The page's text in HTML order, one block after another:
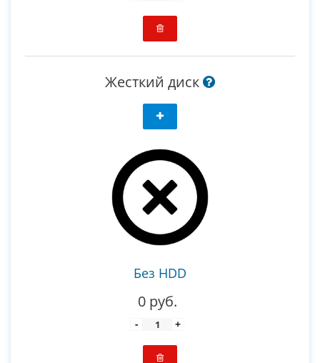
Жесткий диск
Без HDD
0 руб.
- +